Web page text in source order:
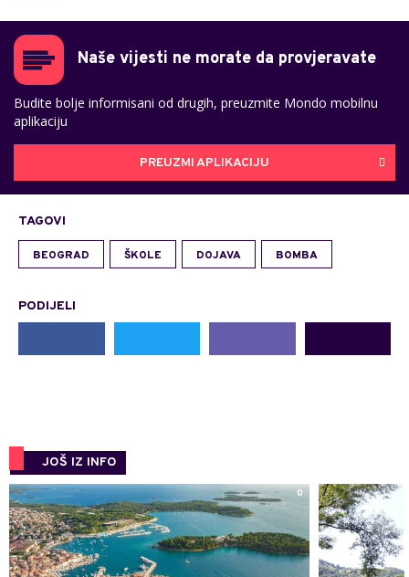
Naše vijesti ne morate da provjeravate
Budite bolje informisani od drugih, preuzmite Mondo mobilnu
aplikaciju
PREUZMI APLIKACIJU
TAGOVI
BEOGRAD ŠKOLE DOJAVA BOMBA
PODIJELI
JOŠ IZ INFO
0